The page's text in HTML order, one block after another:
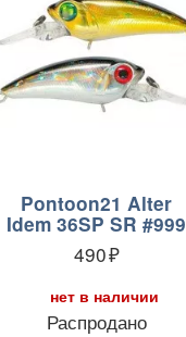
Pontoon21 Alter
Idem 36SP SR #999
490
нет в наличии
Распродано